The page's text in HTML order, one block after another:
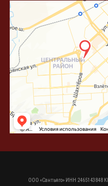
ООО «Сантьяго» ИНН 2465143848